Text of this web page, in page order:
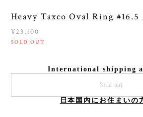
Heavy Taxco Oval Ring
¥23,100
SOLD OUT
International shipping
Sold out
日本国内にお住まいの